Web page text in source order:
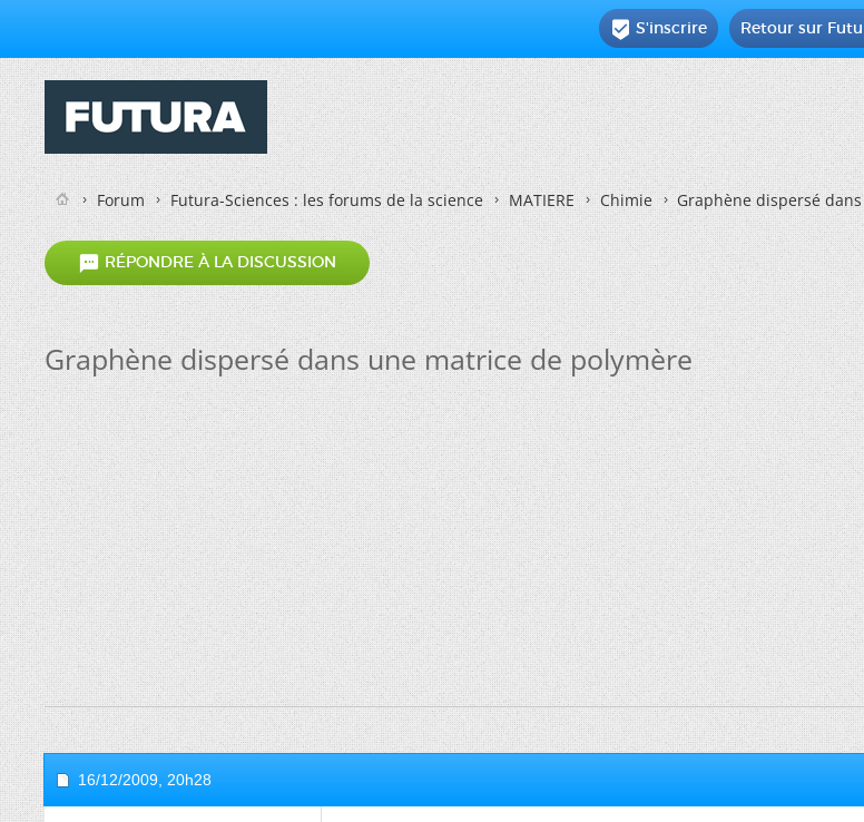
Retour sur
 S'inscrire
Forum Futura-Sciences : les forums de la science MATIERE Chimie Graphène dispersé
 RÉPONDRE À LA DISCUSSION
Graphène dispersé dans une matrice de polymère
16/12/2009, 20h28